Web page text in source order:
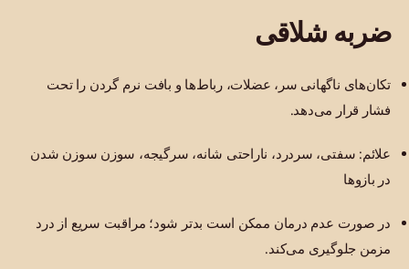
ضربه شلاقی
تکان‌های ناگهانی سر، عضلات، رباط‌ها و بافت نرم گردن را تحت
فشار قرار می‌دهد.
علائم: سفتی، سردرد، ناراحتی شانه، سرگیجه، سوزن سوزن شدن
در بازوها
در صورت عدم درمان ممکن است بدتر شود؛ مراقبت سریع از درد
مزمن جلوگیری می‌کند.